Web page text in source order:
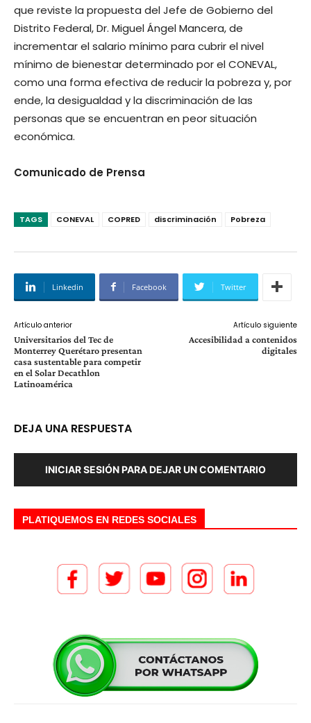
que reviste la propuesta del Jefe de Gobierno del
Distrito Federal, Dr. Miguel Ángel Mancera, de
incrementar el salario mínimo para cubrir el nivel
mínimo de bienestar determinado por el CONEVAL,
como una forma efectiva de reducir la pobreza y, por
ende, la desigualdad y la discriminación de las
personas que se encuentran en peor situación
económica.
Comunicado de Prensa
TAGS CONEVAL COPRED discriminación Pobreza
Linkedin Facebook Twitter
Artículo anterior
Universitarios del Tec de
Monterrey Querétaro presentan
casa sustentable para competir
en el Solar Decathlon
Latinoamérica
Artículo siguiente
Accesibilidad a contenidos
digitales
DEJA UNA RESPUESTA
INICIAR SESIÓN PARA DEJAR UN COMENTARIO
PLATIQUEMOS EN REDES SOCIALES